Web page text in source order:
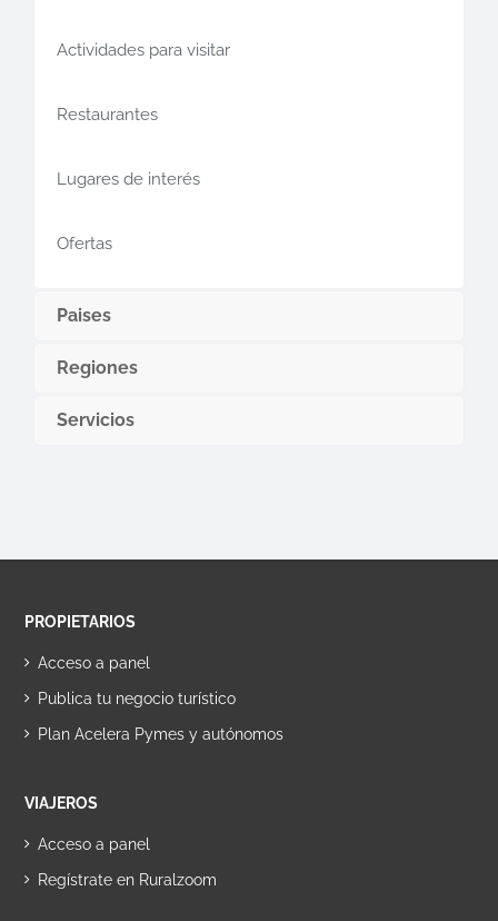
Actividades para visitar
Restaurantes
Lugares de interés
Ofertas
Paises
Regiones
Servicios
PROPIETARIOS
Acceso a panel
Publica tu negocio turístico
Plan Acelera Pymes y autónomos
VIAJEROS
Acceso a panel
Regístrate en Ruralzoom